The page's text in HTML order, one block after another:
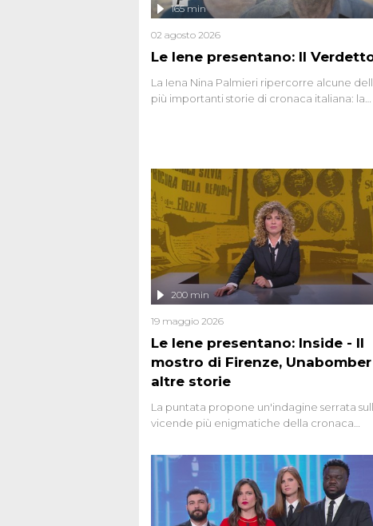
Le Iene presentano: Il
165 min
02 agosto 2026
La Iena Nina Palmieri ripercorre alcune
più importanti storie di cronaca italiana: la
Le Iene presentano: Inside - Il
mostro di Firenze,
altre storie
200 min
19 maggio 2026
La puntata propone un'indagine serrata
vicende più enigmatiche della cronaca
seriale responsabile di decine di attentati
gli anni '90 e il 2000 che, inquietantemente,
potrebbe essere ancora in libertà. Lo
affronta inoltre le zone d'ombra sul Mostro
Firenze, le cui responsabilità appaiono